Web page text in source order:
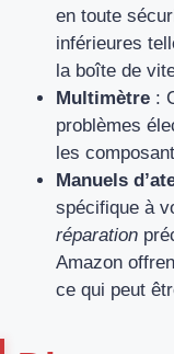
en toute
inférieures
la boîte de
Multimètre :
problèmes
les
Manuels
spécifique à
réparation
Amazon
ce qui peut